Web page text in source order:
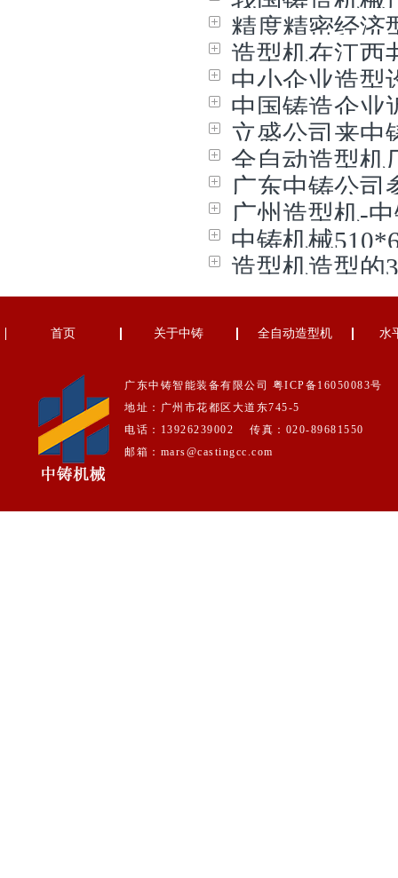
精度精密经济
造型机在江西
中小企业造型
中国铸造企业
你 立盛公司来中
全自动造型机
广东中铸公司
广州造型机-
中铸机械
造型机造型的
首页 关于中铸 全自动造型机 水
广东中铸智能装备有限公司 粤ICP备16050083号
地址：广州市花都区大道东745-5
电话：13926239002 传真：020-89681550
邮箱：mars@castingcc.com